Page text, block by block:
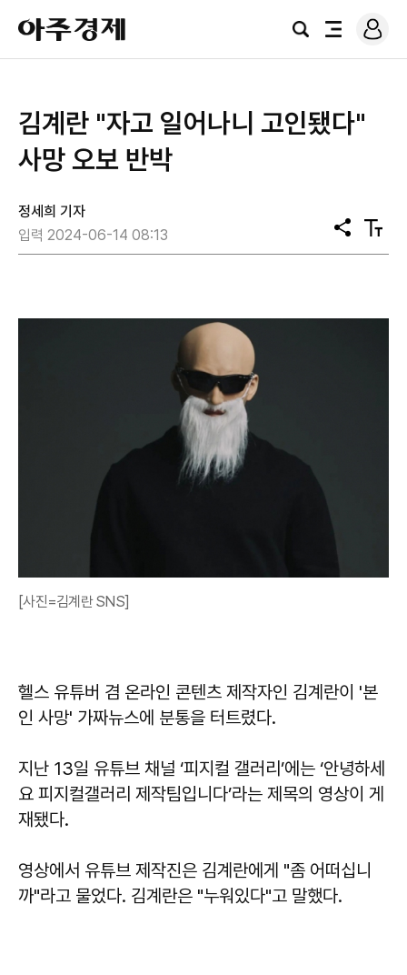
아
주
경
검
전
로
그
김계란 "자고 일어나니 고인됐다"
사망 오보 반박
정세희 기자
입력 2024-06-14 08:13
공
유
텍
스
[사진=김계란 SNS]
헬스 유튜버 겸 온라인 콘텐츠 제작자인 김계란이 '본
인 사망' 가짜뉴스에 분통을 터트렸다.
지난 13일 유튜브 채널 ‘피지컬 갤러리’에는 ‘안녕하세
요 피지컬갤러리 제작팀입니다’라는 제목의 영상이 게
재됐다.
영상에서 유튜브 제작진은 김계란에게 "좀 어떠십니
까"라고 물었다. 김계란은 "누워있다"고 말했다.